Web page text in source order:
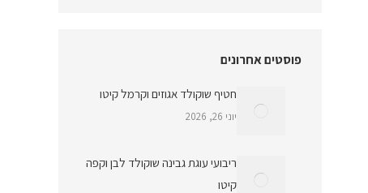
פוסטים אחרונים
חטיף שוקולד אגוזים וקרמל קיטו
יוני 26, 2026
ריבועי עוגת גבינה שוקולד לבן וקפה
קיטו